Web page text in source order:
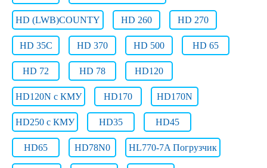
HD (LWB)COUNTY HD 260 HD 270
HD 35C HD 370 HD 500 HD 65
HD 72 HD 78 HD120
HD120N с КМУ HD170 HD170N
HD250 c КМУ HD35 HD45
HD65 HD78N0 HL770-7A Погрузчик